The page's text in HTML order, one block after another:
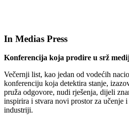
In Medias Press
Konferencija koja prodire u srž
Večernji list, kao jedan od vodećih
konferenciju koja detektira stanje,
pruža odgovore, nudi rješenja, dijeli
inspirira i stvara novi prostor za učenje
industriji.